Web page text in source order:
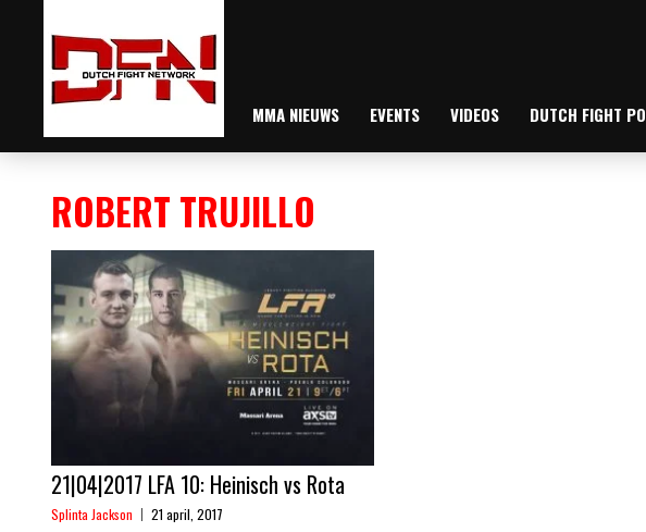
MMA NIEUWS EVENTS VIDEOS DUTCH FIGHT
ROBERT TRUJILLO
21|04|2017 LFA 10: Heinisch vs Rota
Splinta Jackson 21 april, 2017